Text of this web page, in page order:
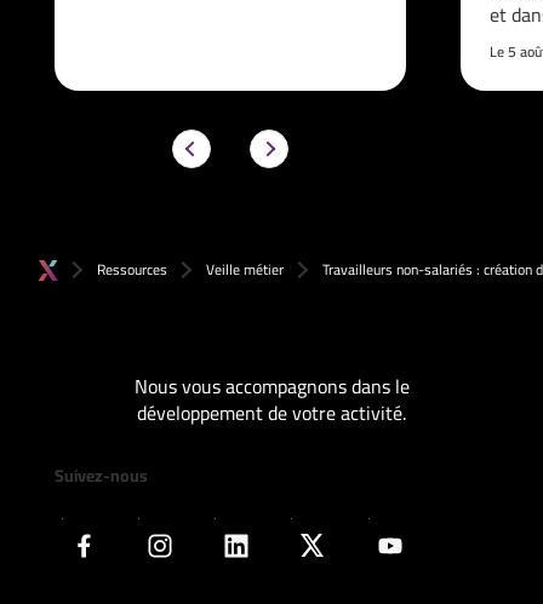
et
Le 5
Ressources Veille métier Travailleurs non-salariés : création
Nous vous accompagnons dans le
développement de votre activité.
Suivez-nous